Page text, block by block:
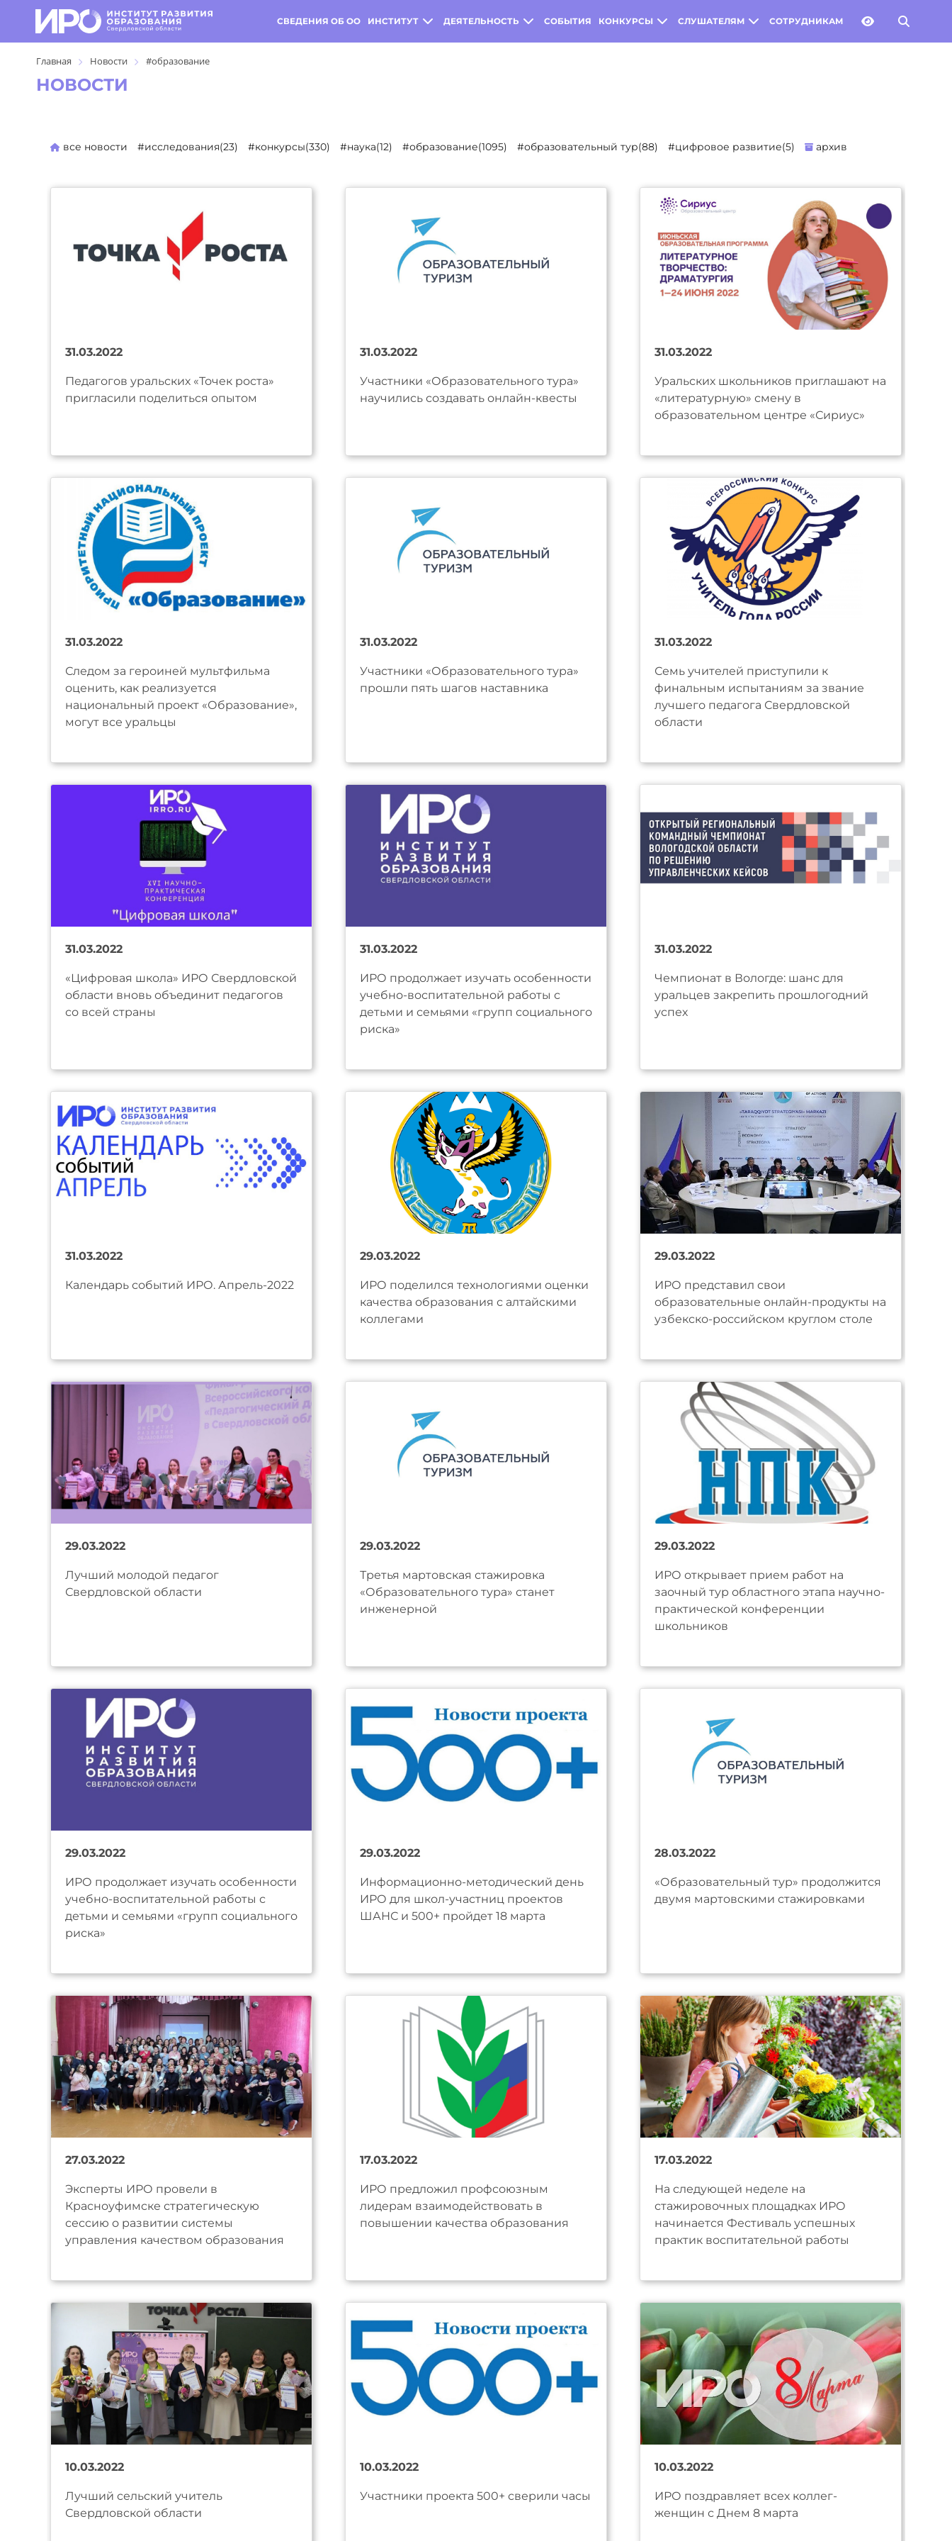
СВЕДЕНИЯ ОБ ОО ИНСТИТУТ ДЕЯТЕЛЬНОСТЬ СОБЫТИЯ КОНКУРСЫ СЛУШАТЕЛЯМ СОТРУДНИКАМ
Главная Новости #образование
НОВОСТИ
все новости #исследования(23) #конкурсы(330) #наука(12) #образование(1095) #образовательный тур(88) #цифровое развитие(5) архив
31.03.2022
Педагогов уральских «Точек роста»
пригласили поделиться опытом
31.03.2022
Участники «Образовательного тура»
научились создавать онлайн-квесты
31.03.2022
Уральских школьников приглашают на
«литературную» смену в
образовательном центре «Сириус»
31.03.2022
Следом за героиней мультфильма
оценить, как реализуется
национальный проект «Образование»,
могут все уральцы
31.03.2022
Участники «Образовательного тура»
прошли пять шагов наставника
31.03.2022
Семь учителей приступили к
финальным испытаниям за звание
лучшего педагога Свердловской
области
31.03.2022
«Цифровая школа» ИРО Свердловской
области вновь объединит педагогов
со всей страны
31.03.2022
ИРО продолжает изучать особенности
учебно-воспитательной работы с
детьми и семьями «групп социального
риска»
31.03.2022
Чемпионат в Вологде: шанс для
уральцев закрепить прошлогодний
успех
31.03.2022
Календарь событий ИРО. Апрель-2022
29.03.2022
ИРО поделился технологиями оценки
качества образования с алтайскими
коллегами
29.03.2022
ИРО представил свои
образовательные онлайн-продукты на
узбекско-российском круглом столе
29.03.2022
Лучший молодой педагог
Свердловской области
29.03.2022
Третья мартовская стажировка
«Образовательного тура» станет
инженерной
29.03.2022
ИРО открывает прием работ на
заочный тур областного этапа научно-
практической конференции
школьников
29.03.2022
ИРО продолжает изучать особенности
учебно-воспитательной работы с
детьми и семьями «групп социального
риска»
29.03.2022
Информационно-методический день
ИРО для школ-участниц проектов
ШАНС и 500+ пройдет 18 марта
28.03.2022
«Образовательный тур» продолжится
двумя мартовскими стажировками
27.03.2022
Эксперты ИРО провели в
Красноуфимске стратегическую
сессию о развитии системы
управления качеством образования
17.03.2022
ИРО предложил профсоюзным
лидерам взаимодействовать в
повышении качества образования
17.03.2022
На следующей неделе на
стажировочных площадках ИРО
начинается Фестиваль успешных
практик воспитательной работы
10.03.2022
Лучший сельский учитель
Свердловской области
10.03.2022
Участники проекта 500+ сверили часы
10.03.2022
ИРО поздравляет всех коллег-
женщин с Днем 8 марта